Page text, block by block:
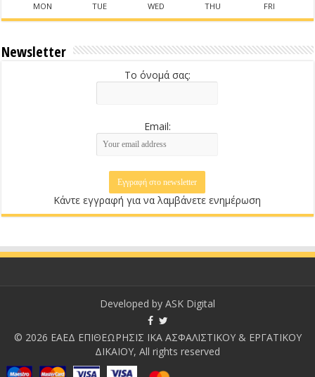
MON TUE WED THU FRI
Newsletter
Το όνομά σας:
Email:
Κάντε εγγραφή για να λαμβάνετε ενημέρωση
Developed by ASK Digital
© 2026 ΕΑΕΔ ΕΠΙΘΕΩΡΗΣΙΣ ΙΚΑ ΑΣΦΑΛΙΣΤΙΚΟΥ & ΕΡΓΑΤΙΚΟΥ
ΔΙΚΑΙΟΥ, All rights reserved